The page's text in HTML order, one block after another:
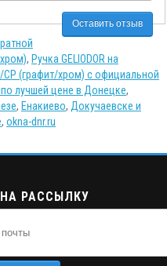
Оставить отзыв
, Ручка GELIODOR на
CP (графит/хром) с официальной
по лучшей цене в Донецке,
, Енакиево, Докучаевске и
, okna-dnr.ru
РАССЫЛКУ